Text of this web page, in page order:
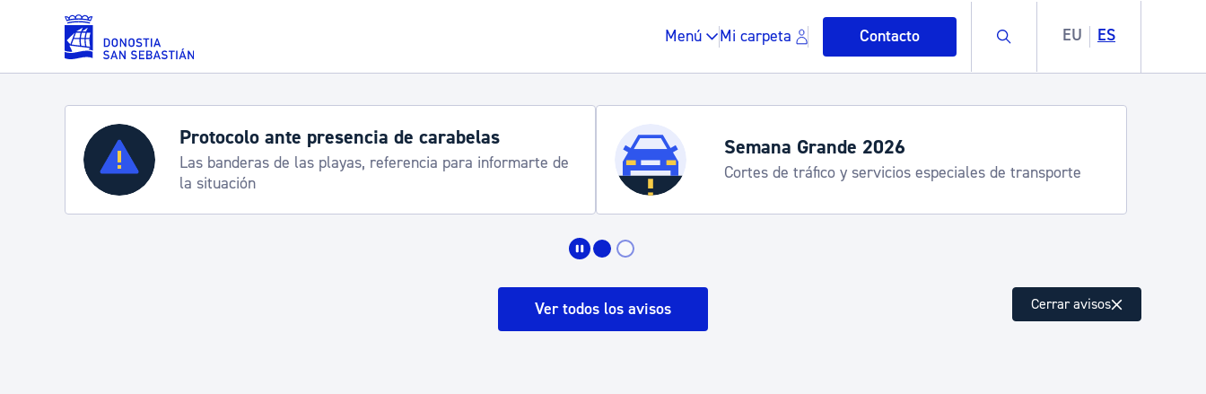
Saltar al contenido principal
Menú Mi carpeta Contacto Buscar EU ES
Servicios
Padrón y asuntos personales
Espacio público, residuos y medioambiente
Protocolo ante presencia de carabelas
Las banderas de las playas, referencia para informarte de
la situación
Semana Grande 2026
Cortes de tráfico y servicios especiales de transporte
Ver todos los avisos Cerrar avisos